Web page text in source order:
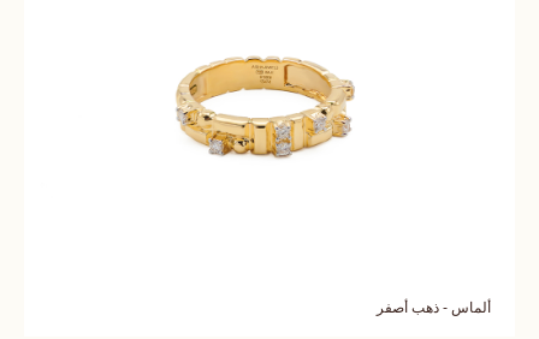
ألماس - ذهب أصفر